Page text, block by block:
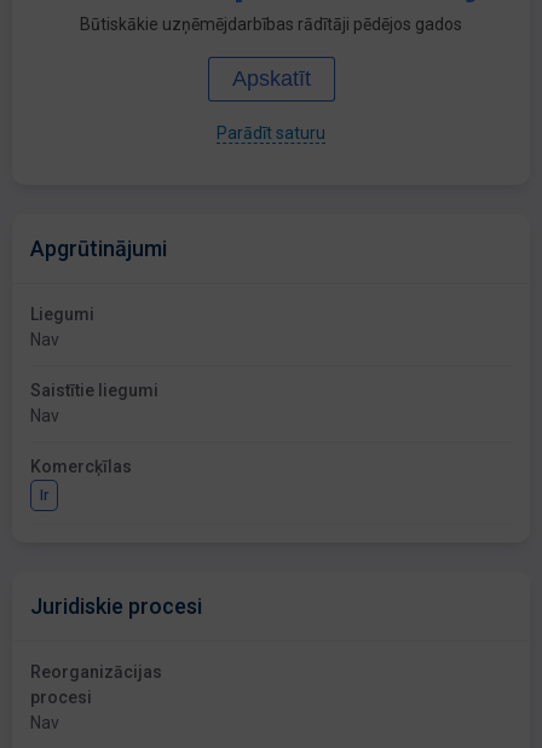
Būtiskākie uzņēmējdarbības rādītāji pēdējos gados
Apskatīt
Parādīt saturu
Apgrūtinājumi
Liegumi
Nav
Saistītie liegumi
Nav
Komercķīlas
Ir
Juridiskie procesi
Reorganizācijas
procesi
Nav